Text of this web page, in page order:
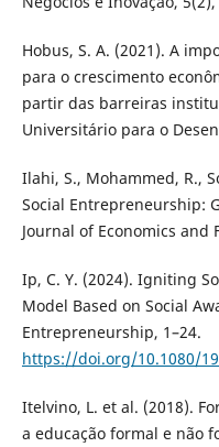
Hobus, S. A. (2021). A
para o crescimento
partir das barreiras
Universitário para o
Ilahi, S., Mohammed, R.,
Social Entrepreneurship:
Journal of Economics and
Ip, C. Y. (2024). Igniting
Model Based on Social
Entrepreneurship, 1–24.
https://doi.org/10.1080/
Itelvino, L. et al. (2018).
a educação formal e não